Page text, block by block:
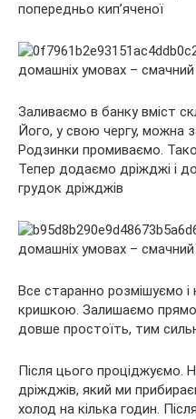
попередньо кип’яченої
Заливаємо в банку вміст
Його, у свою чергу, можна
Родзинки промиваємо.
Тепер додаємо дріжджі і
грудок дріжджів
Все старанно розмішуємо
кришкою. Залишаємо прямо
довше простоїть, тим
Після цього проціджуємо.
дріжджів, який ми
холод на кілька годин.